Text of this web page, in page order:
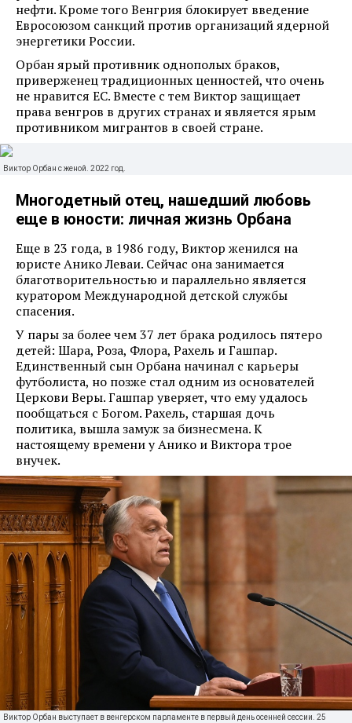
нефти. Кроме того Венгрия блокирует введение
Евросоюзом санкций против организаций ядерной
энергетики России.
Орбан ярый противник однополых браков,
приверженец традиционных ценностей, что очень
не нравится ЕС. Вместе с тем Виктор защищает
права венгров в других странах и является ярым
противником мигрантов в своей стране.
Виктор Орбан с женой. 2022 год.
Многодетный отец, нашедший любовь
еще в юности: личная жизнь Орбана
Еще в 23 года, в 1986 году, Виктор женился на
юристе Анико Леваи. Сейчас она занимается
благотворительностью и параллельно является
куратором Международной детской службы
спасения.
У пары за более чем 37 лет брака родилось пятеро
детей: Шара, Роза, Флора, Рахель и Гашпар.
Единственный сын Орбана начинал с карьеры
футболиста, но позже стал одним из основателей
Церкови Веры. Гашпар уверяет, что ему удалось
пообщаться с Богом. Рахель, старшая дочь
политика, вышла замуж за бизнесмена. К
настоящему времени у Анико и Виктора трое
внучек.
Виктор Орбан выступает в венгерском парламенте в первый день осенней сессии. 25